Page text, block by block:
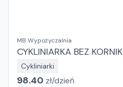
MB Wypożyczalnia
CYKLINIARKA BEZ KORNIK
Cykliniarki
98.40 zł/dzień